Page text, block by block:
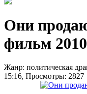
Они
фильм 2010
Жанр: политическая
15:16, Просмотры: 2827